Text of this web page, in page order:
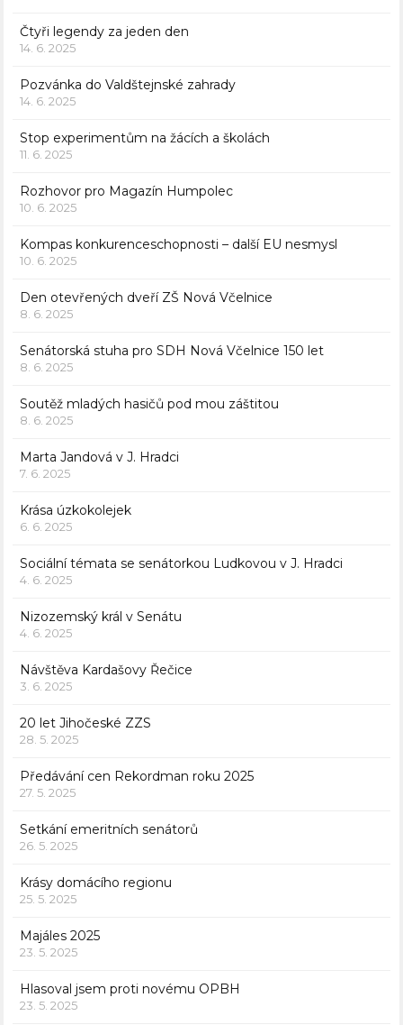
Čtyři legendy za jeden den
14. 6. 2025
Pozvánka do Valdštejnské zahrady
14. 6. 2025
Stop experimentům na žácích a školách
11. 6. 2025
Rozhovor pro Magazín Humpolec
10. 6. 2025
Kompas konkurenceschopnosti – další EU nesmysl
10. 6. 2025
Den otevřených dveří ZŠ Nová Včelnice
8. 6. 2025
Senátorská stuha pro SDH Nová Včelnice 150 let
8. 6. 2025
Soutěž mladých hasičů pod mou záštitou
8. 6. 2025
Marta Jandová v J. Hradci
7. 6. 2025
Krása úzkokolejek
6. 6. 2025
Sociální témata se senátorkou Ludkovou v J. Hradci
4. 6. 2025
Nizozemský král v Senátu
4. 6. 2025
Návštěva Kardašovy Řečice
3. 6. 2025
20 let Jihočeské ZZS
28. 5. 2025
Předávání cen Rekordman roku 2025
27. 5. 2025
Setkání emeritních senátorů
26. 5. 2025
Krásy domácího regionu
25. 5. 2025
Majáles 2025
23. 5. 2025
Hlasoval jsem proti novému OPBH
23. 5. 2025